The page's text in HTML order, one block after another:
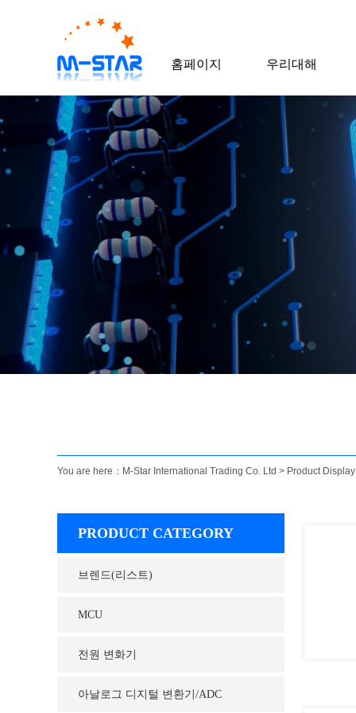
홈페이지 우리대해
You are here： M-Star International Trading Co. Ltd > Product Display
PRODUCT CATEGORY
브렌드(리스트)
MCU
전원 변화기
아날로그 디지털 변환기/ADC